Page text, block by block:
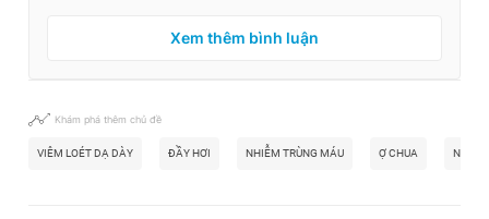
Xem thêm bình luận
Khám phá thêm chủ đề
VIÊM LOÉT DẠ DÀY ĐẦY HƠI NHIỄM TRÙNG MÁU Ợ CHUA NỘI